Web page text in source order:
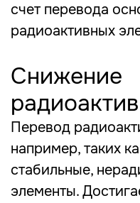
счет перевода
радиоактивных
Снижение
Перевод
например, таких
стабильные,
элементы.